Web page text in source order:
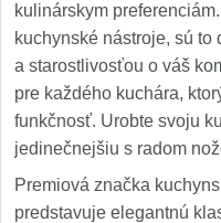
kulinárskym
kuchynské nástroje, sú
a starostlivosťou o váš
pre každého kuchára,
funkčnosť. Urobte svoju
jedinečnejšiu s radom
Premiová značka
predstavuje elegantnú